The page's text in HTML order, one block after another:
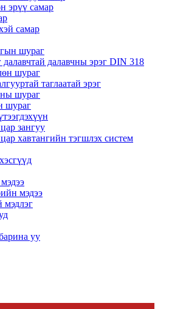
эрүү самар
самар
шураг
далавчны эрэг DIN 318
шураг
таглаатай эрэг
шураг
шураг
зангуу
хавтангийн тэгшлэх систем
мэдээ
мэдлэг
уу